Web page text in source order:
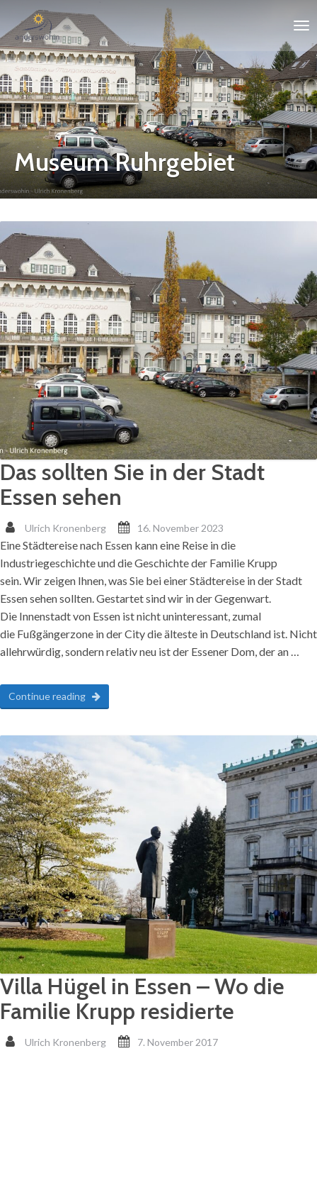
Museum Ruhrgebiet
Das sollten Sie in der Stadt
Essen sehen
Ulrich Kronenberg 16. November 2023
Eine Städtereise nach Essen kann eine Reise in die
Industriegeschichte und die Geschichte der Familie Krupp
sein. Wir zeigen Ihnen, was Sie bei einer Städtereise in der Stadt
Essen sehen sollten. Gestartet sind wir in der Gegenwart.
Die Innenstadt von Essen ist nicht uninteressant, zumal
die Fußgängerzone in der City die älteste in Deutschland ist. Nicht
allehrwürdig, sondern relativ neu ist der Essener Dom, der an …
Continue reading
Villa Hügel in Essen – Wo die
Familie Krupp residierte
Ulrich Kronenberg 7. November 2017